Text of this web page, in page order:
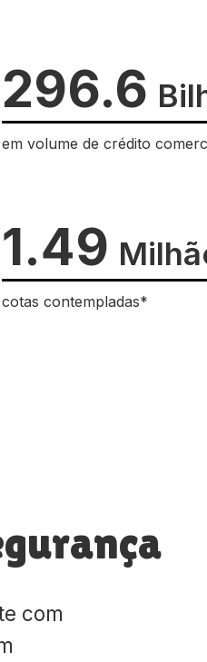
296.6
em volume de crédito
1.49
cotas contempladas*
com